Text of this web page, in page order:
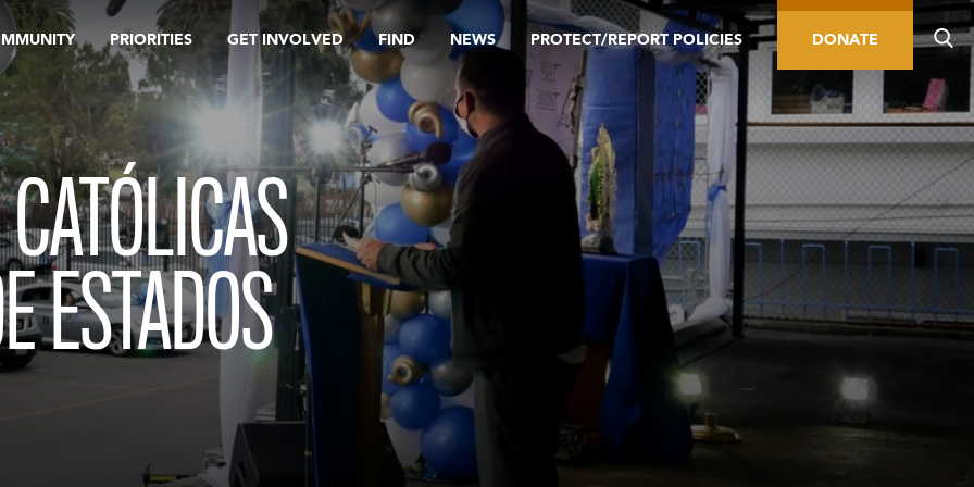
PRIORITIES GET INVOLVED FIND NEWS PROTECT/REPORT POLICIES DONATE
ESTADOS